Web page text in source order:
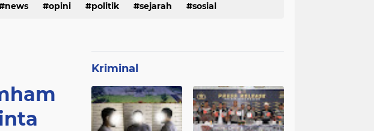
news opini politik sejarah sosial
Kriminal